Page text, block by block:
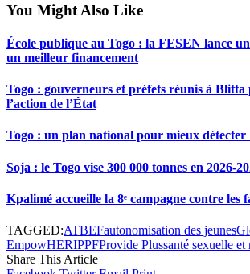
You Might Also Like
École publique au Togo : la FESEN lance
un meilleur financement
Togo : gouverneurs et préfets réunis à
l’action de l’État
Togo : un plan national pour mieux détecter
Soja : le Togo vise 300 000 tonnes en 2026-
Kpalimé accueille la 8ᵉ campagne contre les
TAGGED:ATBEFautonomisation des jeunes
EmpowHERIPPFProvide Plussanté sexuelle
Share This Article